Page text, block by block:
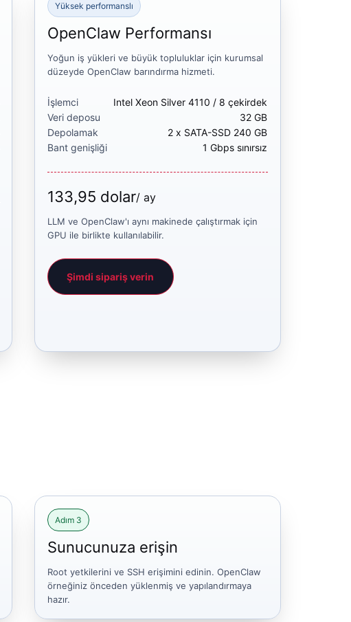
Yüksek performanslı
OpenClaw Performansı
Yoğun iş yükleri ve büyük topluluklar için kurumsal
düzeyde OpenClaw barındırma hizmeti.
İşlemci
Intel Xeon Silver 4110 / 8 çekirdek
Veri deposu
32 GB
Depolamak
2 x SATA-SSD 240 GB
Bant genişliği
1 Gbps sınırsız
133,95 dolar/ ay
LLM ve OpenClaw'ı aynı makinede çalıştırmak için
GPU ile birlikte kullanılabilir.
Şimdi sipariş verin
Adım 3
Sunucunuza erişin
Root yetkilerini ve SSH erişimini edinin. OpenClaw
örneğiniz önceden yüklenmiş ve yapılandırmaya
hazır.